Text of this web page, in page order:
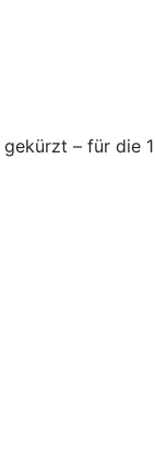
– für die